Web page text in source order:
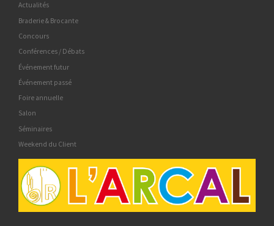
Actualités
Braderie & Brocante
Concours
Conférences / Débats
Événement futur
Événement passé
Foire annuelle
Salon
Séminaires
Weekend du Client